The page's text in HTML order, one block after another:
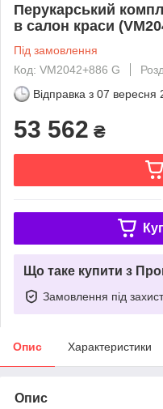
Перукарський
в салон краси
Під замовлення
Код: VM2042+886 G
Відправка з 07 вересня
53 562 ₴
Що таке купити з
Замовлення під
Опис Характеристики
Опис